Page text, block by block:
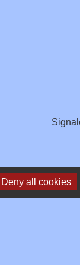
Deny all cookies